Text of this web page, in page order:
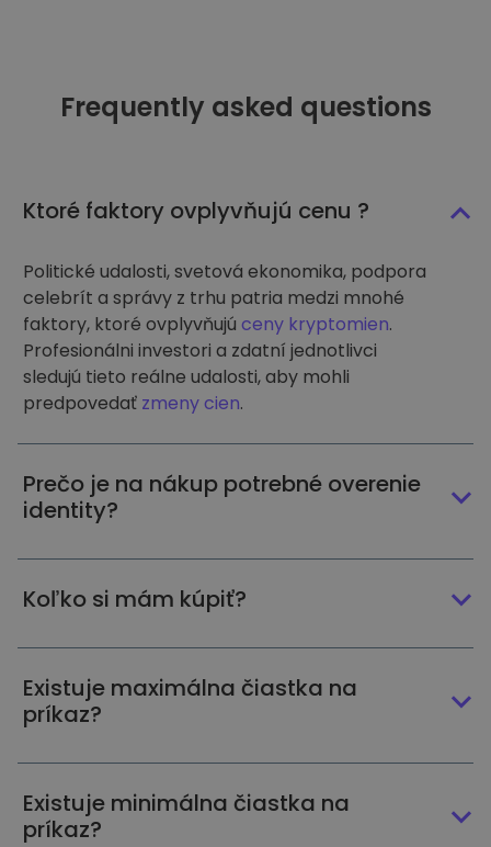
Frequently asked questions
Ktoré faktory ovplyvňujú cenu ?
Politické udalosti, svetová ekonomika, podpora
celebrít a správy z trhu patria medzi mnohé
faktory, ktoré ovplyvňujú ceny kryptomien.
Profesionálni investori a zdatní jednotlivci
sledujú tieto reálne udalosti, aby mohli
predpovedať zmeny cien.
Prečo je na nákup potrebné overenie
identity?
Koľko si mám kúpiť?
Existuje maximálna čiastka na
príkaz?
Existuje minimálna čiastka na
príkaz?